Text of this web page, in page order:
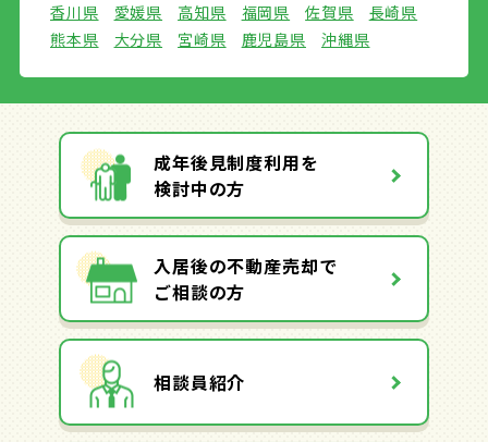
香川県
愛媛県 高知県 福岡県 佐賀県
長崎県
熊本県
大分県 宮崎県 鹿児島県 沖縄県
成年後見制度利用を
検討中の方
入居後の不動産売却で
ご相談の方
相談員紹介